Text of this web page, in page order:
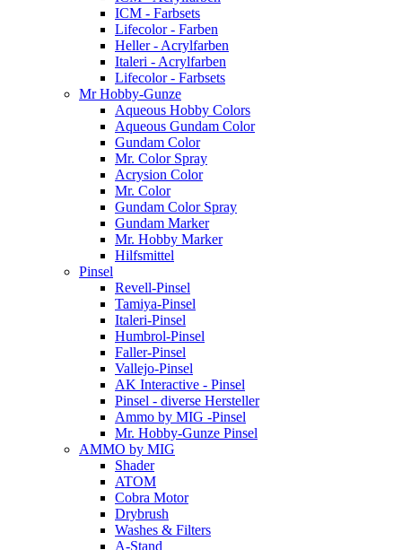
ICM - Farbsets
Lifecolor - Farben
Heller - Acrylfarben
Italeri - Acrylfarben
Lifecolor - Farbsets
Mr Hobby-Gunze
Aqueous Hobby Colors
Aqueous Gundam Color
Gundam Color
Mr. Color Spray
Acrysion Color
Mr. Color
Gundam Color Spray
Gundam Marker
Mr. Hobby Marker
Hilfsmittel
Pinsel
Revell-Pinsel
Tamiya-Pinsel
Italeri-Pinsel
Humbrol-Pinsel
Faller-Pinsel
Vallejo-Pinsel
AK Interactive - Pinsel
Pinsel - diverse Hersteller
Ammo by MIG -Pinsel
Mr. Hobby-Gunze Pinsel
AMMO by MIG
Shader
ATOM
Cobra Motor
Drybrush
Washes & Filters
A-Stand